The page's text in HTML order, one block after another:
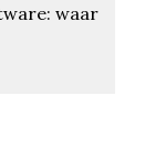
waar